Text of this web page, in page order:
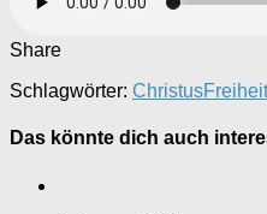
Share
Schlagwörter: ChristusFreiheit
Das könnte dich auch